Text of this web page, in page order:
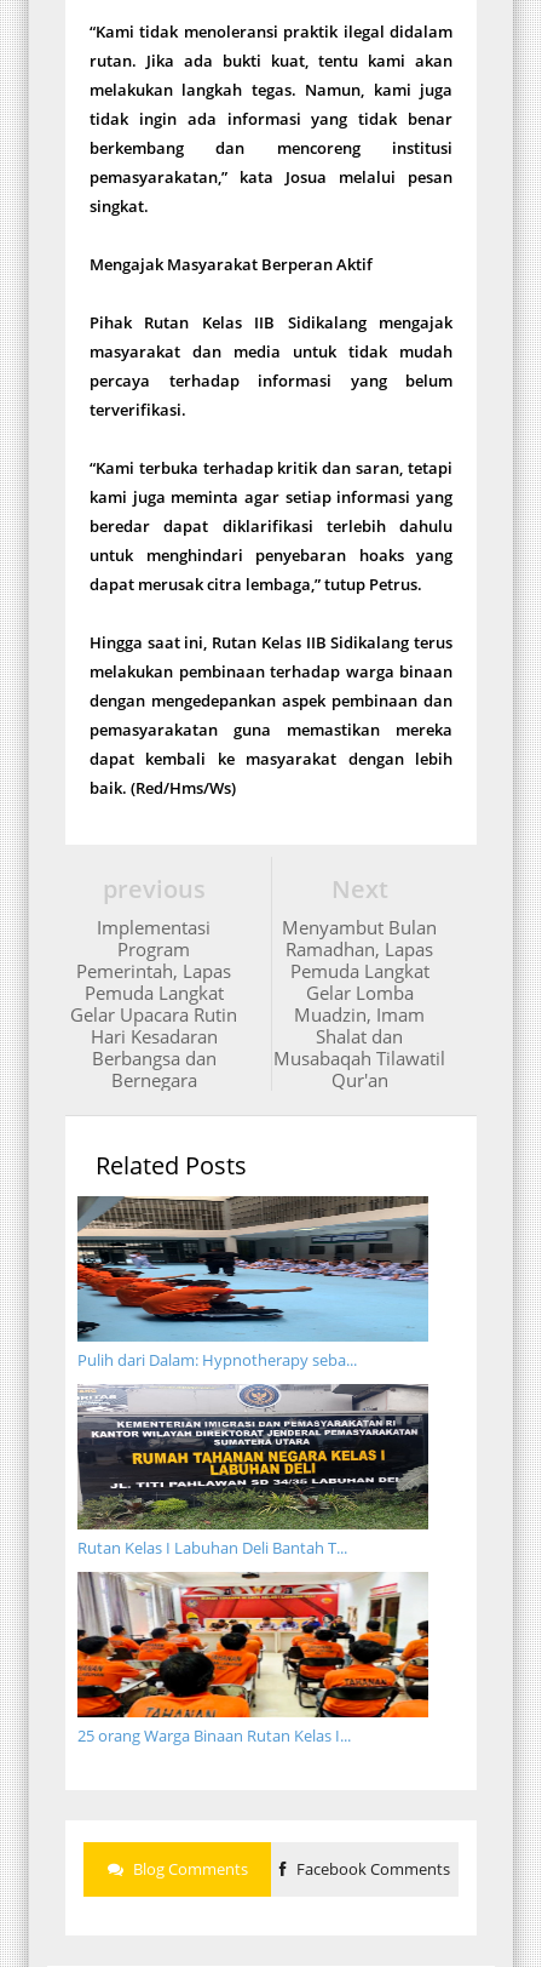
“Kami tidak menoleransi praktik ilegal didalam
rutan. Jika ada bukti kuat, tentu kami akan
melakukan langkah tegas. Namun, kami juga
tidak ingin ada informasi yang tidak benar
berkembang dan mencoreng institusi
pemasyarakatan,” kata Josua melalui pesan
singkat.
Mengajak Masyarakat Berperan Aktif
Pihak Rutan Kelas IIB Sidikalang mengajak
masyarakat dan media untuk tidak mudah
percaya terhadap informasi yang belum
terverifikasi.
“Kami terbuka terhadap kritik dan saran, tetapi
kami juga meminta agar setiap informasi yang
beredar dapat diklarifikasi terlebih dahulu
untuk menghindari penyebaran hoaks yang
dapat merusak citra lembaga,” tutup Petrus.
Hingga saat ini, Rutan Kelas IIB Sidikalang terus
melakukan pembinaan terhadap warga binaan
dengan mengedepankan aspek pembinaan dan
pemasyarakatan guna memastikan mereka
dapat kembali ke masyarakat dengan lebih
baik. (Red/Hms/Ws)
Next
Menyambut Bulan
Ramadhan, Lapas
Pemuda Langkat
Gelar Lomba
Muadzin, Imam
Shalat dan
Musabaqah Tilawatil
Qur'an
previous
Implementasi
Program
Pemerintah, Lapas
Pemuda Langkat
Gelar Upacara Rutin
Hari Kesadaran
Berbangsa dan
Bernegara
Related Posts
Pulih dari Dalam: Hypnotherapy seba...
Rutan Kelas I Labuhan Deli Bantah T...
25 orang Warga Binaan Rutan Kelas I...
Blog Comments Facebook Comments